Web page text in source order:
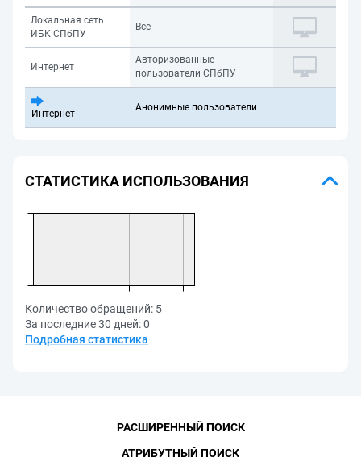
Локальная сеть
ИБК СПбПУ
Все
Интернет
Авторизованные
пользователи СПбПУ
Интернет
Анонимные пользователи
СТАТИСТИКА ИСПОЛЬЗОВАНИЯ
Количество обращений: 5
За последние 30 дней:0
Подробная статистика
РАСШИРЕННЫЙ ПОИСК
АТРИБУТНЫЙ ПОИСК